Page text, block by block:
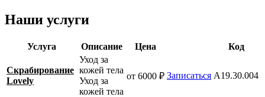
Наши услуги
Услуга Описание Цена Код
Скрабирование
Lоvely
Уход за
кожей тела
Уход за
кожей тела
от 6000 ₽ Записаться A19.30.004